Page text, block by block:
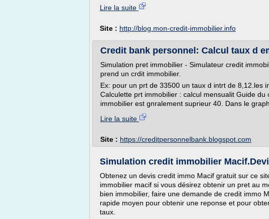
Lire la suite
Site : http://blog.mon-credit-immobilier.info
Credit bank personnel: Calcul taux d
Simulation pret immobilier - Simulateur credit
prend un crdit immobilier.
Ex: pour un prt de 33500 un taux d intrt de 8,12.les
Calculette prt immobilier : calcul mensualit Guide
immobilier est gnralement suprieur 40. Dans le
Lire la suite
Site : https://creditpersonnelbank.blogspot.com
Simulation credit immobilier
Obtenez un devis credit immo Macif gratuit sur ce
immobilier macif si vous désirez obtenir un pret au
bien immobilier, faire une demande de credit immo
rapide moyen pour obtenir une reponse et pour
taux.